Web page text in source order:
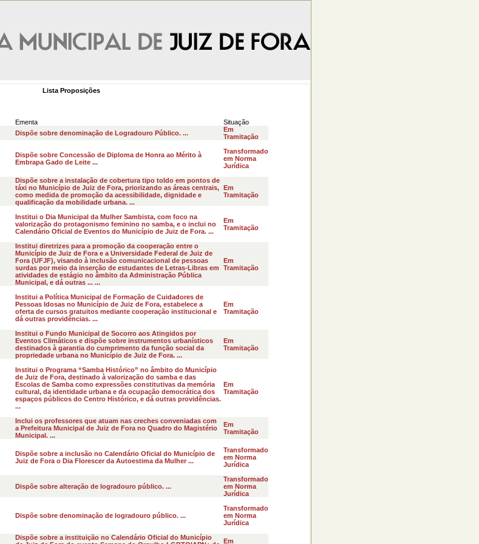
Lista Proposições
Ementa
Situação
Dispõe sobre denominação de Logradouro Público. ...
Em
Tramitação
Dispõe sobre Concessão de Diploma de Honra ao Mérito à
Embrapa Gado de Leite ...
Transformado
em Norma
Jurídica
Dispõe sobre a instalação de cobertura tipo toldo em pontos de
táxi no Município de Juiz de Fora, priorizando as áreas centrais,
como medida de promoção da acessibilidade, dignidade e
qualificação da mobilidade urbana. ...
Em
Tramitação
Institui o Dia Municipal da Mulher Sambista, com foco na
valorização do protagonismo feminino no samba, e o inclui no
Calendário Oficial de Eventos do Município de Juiz de Fora. ...
Em
Tramitação
Institui diretrizes para a promoção da cooperação entre o
Município de Juiz de Fora e a Universidade Federal de Juiz de
Fora (UFJF), visando à inclusão comunicacional de pessoas
surdas por meio da inserção de estudantes de Letras-Libras em
atividades de estágio no âmbito da Administração Pública
Municipal, e dá outras ... ...
Em
Tramitação
Institui a Política Municipal de Formação de Cuidadores de
Pessoas Idosas no Município de Juiz de Fora, estabelece a
oferta de cursos gratuitos mediante cooperação institucional e
dá outras providências. ...
Em
Tramitação
Institui o Fundo Municipal de Socorro aos Atingidos por
Eventos Climáticos e dispõe sobre instrumentos urbanísticos
destinados à garantia do cumprimento da função social da
propriedade urbana no Município de Juiz de Fora. ...
Em
Tramitação
Institui o Programa “Samba Histórico” no âmbito do Município
de Juiz de Fora, destinado à valorização do samba e das
Escolas de Samba como expressões constitutivas da memória
cultural, da identidade urbana e da ocupação democrática dos
espaços públicos do Centro Histórico, e dá outras providências.
...
Em
Tramitação
Inclui os professores que atuam nas creches conveniadas com
a Prefeitura Municipal de Juiz de Fora no Quadro do Magistério
Municipal. ...
Em
Tramitação
Dispõe sobre a inclusão no Calendário Oficial do Município de
Juiz de Fora o Dia Florescer da Autoestima da Mulher ...
Transformado
em Norma
Jurídica
Dispõe sobre alteração de logradouro público. ...
Transformado
em Norma
Jurídica
Dispõe sobre denominação de logradouro público. ...
Transformado
em Norma
Jurídica
Dispõe sobre a instituição no Calendário Oficial do Município
Em